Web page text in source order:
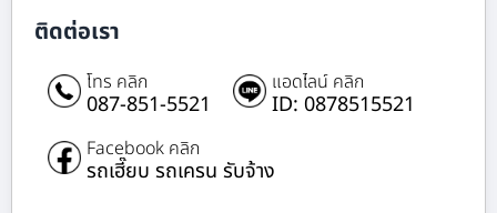
ติดต่อเรา
โทร คลิก
087-851-5521
แอดไลน์ คลิก
ID: 0878515521
Facebook คลิก
รถเฮี๊ยบ รถเครน รับจ้าง